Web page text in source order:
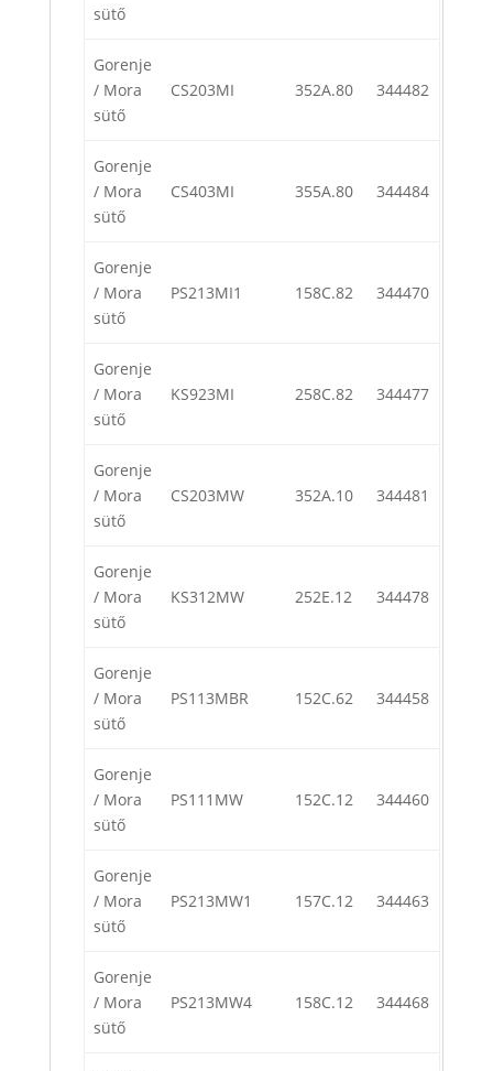
sütő
Gorenje
/ Mora
sütő
CS203MI 352A.80 344482
Gorenje
/ Mora
sütő
CS403MI 355A.80 344484
Gorenje
/ Mora
sütő
PS213MI1 158C.82 344470
Gorenje
/ Mora
sütő
KS923MI 258C.82 344477
Gorenje
/ Mora
sütő
CS203MW 352A.10 344481
Gorenje
/ Mora
sütő
KS312MW 252E.12 344478
Gorenje
/ Mora
sütő
PS113MBR 152C.62 344458
Gorenje
/ Mora
sütő
PS111MW 152C.12 344460
Gorenje
/ Mora
sütő
PS213MW1 157C.12 344463
Gorenje
/ Mora
sütő
PS213MW4 158C.12 344468